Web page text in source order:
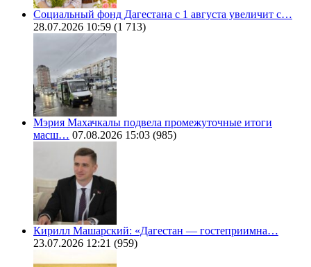
Социальный фонд Дагестана с 1 августа увеличит с…
28.07.2026 10:59 (1 713)
Мэрия Махачкалы подвела промежуточные итоги
масш… 07.08.2026 15:03 (985)
Кирилл Машарский: «Дагестан — гостеприимна…
23.07.2026 12:21 (959)